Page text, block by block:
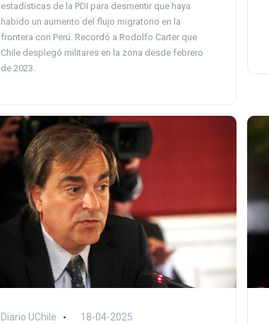
estadísticas de la PDI para desmentir que haya
habido un aumento del flujo migratorio en la
frontera con Perú. Recordó a Rodolfo Carter que
Chile desplegó militares en la zona desde febrero
de 2023.
Diario UChile 18-04-2025